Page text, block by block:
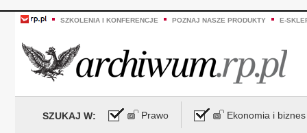
SZKOLENIA I KONFERENCJE POZNAJ NASZE PRODUKTY E-
SZUKAJ W: Prawo Ekonomia i biznes